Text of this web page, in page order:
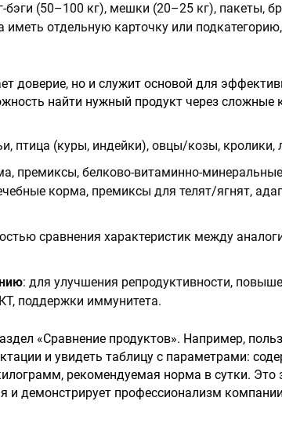
бэги (50–100 кг), мешки (20–25 кг), пакеты,
отдельную карточку или подкатегорию,
доверие, но и служит основой для
найти нужный продукт через сложные
птица (куры, индейки), овцы/козы, кролики,
премиксы, белково-витаминно-
корма, премиксы для телят/ягнят,
сравнения характеристик между
: для улучшения репродуктивности,
поддержки иммунитета.
«Сравнение продуктов». Например,
и увидеть таблицу с параметрами:
рекомендуемая норма в сутки. Это
и демонстрирует профессионализм